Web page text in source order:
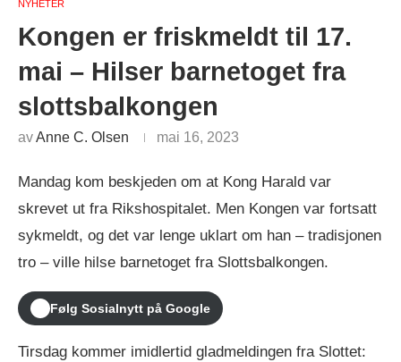
NYHETER
Kongen er friskmeldt til 17.
mai – Hilser barnetoget fra
slottsbalkongen
avAnne C. Olsen mai 16, 2023
Mandag kom beskjeden om at Kong Harald var
skrevet ut fra Rikshospitalet. Men Kongen var fortsatt
sykmeldt, og det var lenge uklart om han – tradisjonen
tro – ville hilse barnetoget fra Slottsbalkongen.
Følg Sosialnytt på Google
Tirsdag kommer imidlertid gladmeldingen fra Slottet: